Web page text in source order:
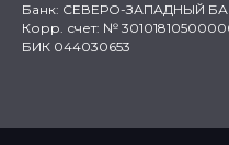
Банк: СЕВЕРО-ЗАПАДНЫЙ
Корр. счет: №
БИК 044030653